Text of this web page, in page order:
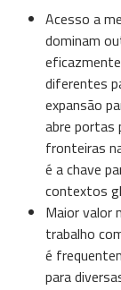
Acesso a
dominam
diferentes
expansão
abre portas
fronteiras
é a chave
contextos
Maior valor
trabalho
é
para